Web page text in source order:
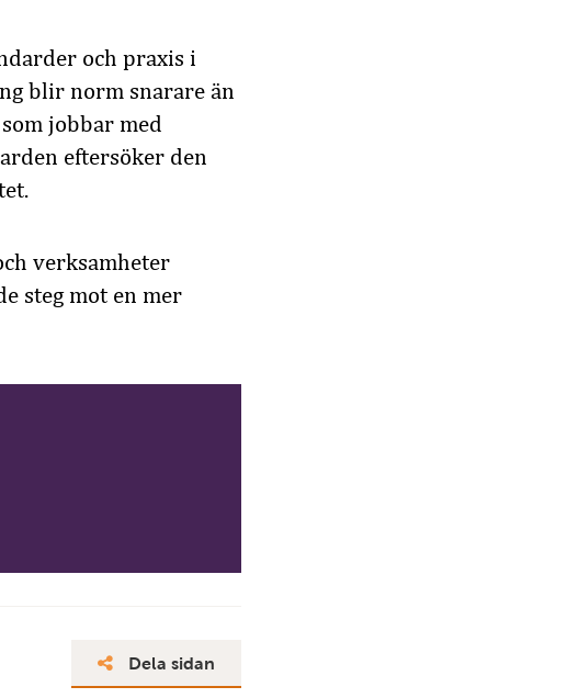
och praxis i
blir norm snarare än
jobbar med
eftersöker den
verksamheter
steg mot en mer
Dela sidan